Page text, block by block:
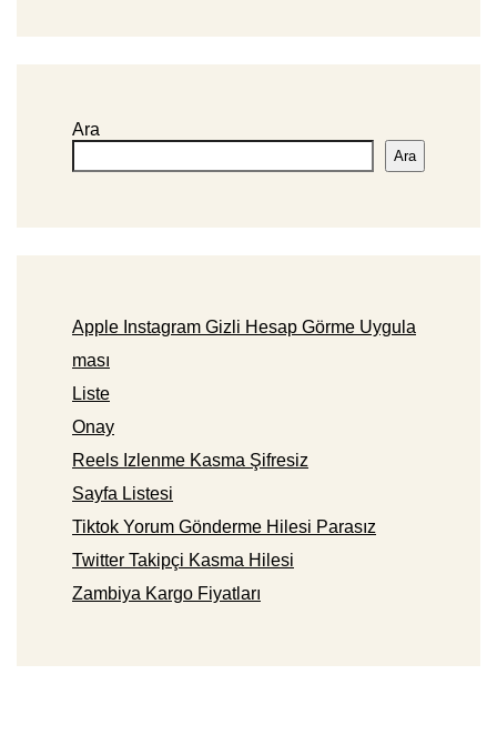
Ara
Ara
Apple Instagram Gizli Hesap Görme Uygula
ması
Liste
Onay
Reels Izlenme Kasma Şifresiz
Sayfa Listesi
Tiktok Yorum Gönderme Hilesi Parasız
Twitter Takipçi Kasma Hilesi
Zambiya Kargo Fiyatları